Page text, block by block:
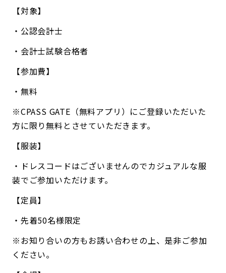
【対象】
・公認会計士
・会計士試験合格者
【参加費】
・無料
※CPASS GATE（無料アプリ）にご登録いただいた
方に限り無料とさせていただきます。
【服装】
・ドレスコードはございませんのでカジュアルな服
装でご参加いただけます。
【定員】
・先着50名様限定
※お知り合いの方もお誘い合わせの上、是非ご参加
ください。